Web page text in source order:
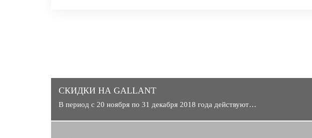
СКИДКИ НА GALLANT
В период с 20 ноября по 31 декабря 2018 года действуют…